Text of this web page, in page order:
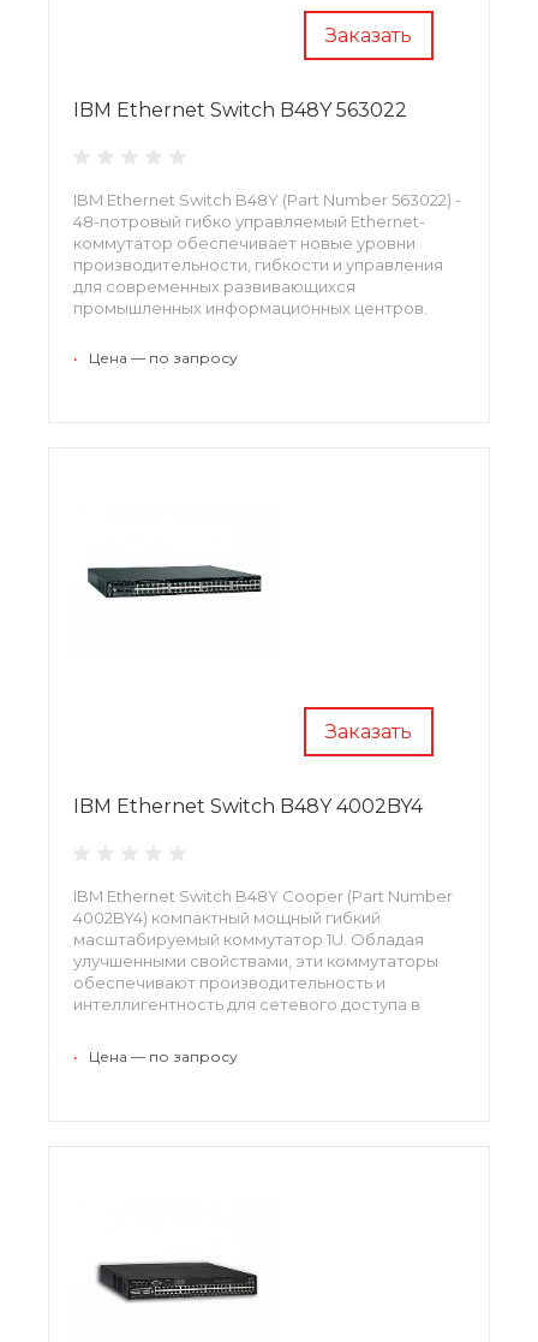
Заказать
IBM Ethernet Switch B48Y 563022
IBM Ethernet Switch B48Y (Part Number 563022) -
48-потровый гибко управляемый Ethernet-
коммутатор обеспечивает новые уровни
производительности, гибкости и управления
для современных развивающихся
промышленных информационных центров.
• Цена — по запросу
Заказать
IBM Ethernet Switch B48Y 4002BY4
IBM Ethernet Switch B48Y Cooper (Part Number
4002BY4) компактный мощный гибкий
масштабируемый коммутатор 1U. Обладая
улучшенными свойствами, эти коммутаторы
обеспечивают производительность и
интеллигентность для сетевого доступа в
инфраструктуру и административные затраты.
• Цена — по запросу